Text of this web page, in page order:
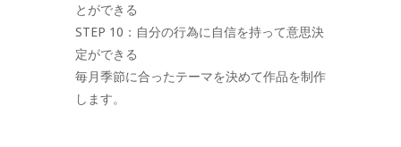
とができる
STEP 10：自分の行為に自信を持って意思決
定ができる
毎月季節に合ったテーマを決めて作品を制作
します。